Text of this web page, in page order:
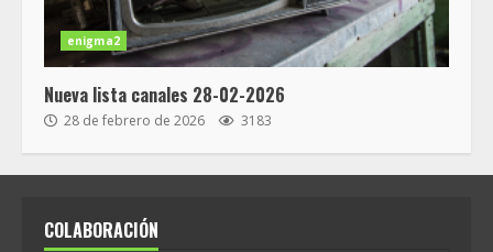
enigma2
Nueva lista canales 28-02-2026
28 de febrero de 2026 3183
COLABORACIÓN